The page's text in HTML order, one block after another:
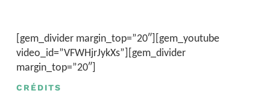
[gem_divider margin_top=”20″][gem_youtube
video_id=”VFWHjrJykXs”][gem_divider
margin_top=”20″]
CRÉDITS